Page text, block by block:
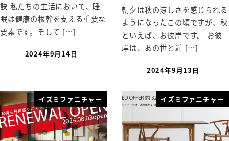
訣 私たちの生活において、睡
眠は健康の根幹を支える重要な
要素です。そして […]
2024年9月14日
朝夕は秋の涼しさを感じられる
ようになったこの頃ですが、秋
といえば、お彼岸です。 お彼
岸は、あの世と近 […]
2024年9月13日
イズミファニチャー イズミファニチャー